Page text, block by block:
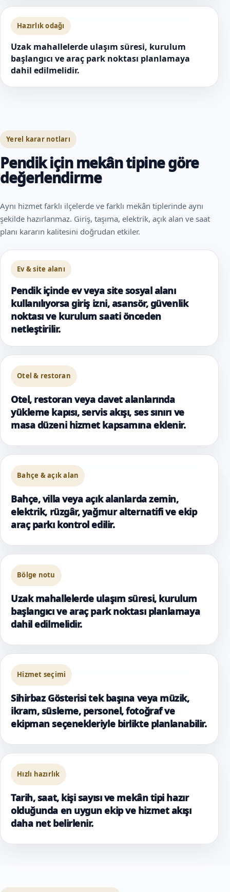
Hazırlık odağı
Uzak mahallelerde ulaşım süresi, kurulum
başlangıcı ve araç park noktası planlamaya
dahil edilmelidir.
Yerel karar notları
Pendik için mekân tipine göre
değerlendirme
Aynı hizmet farklı ilçelerde ve farklı mekân tiplerinde aynı
şekilde hazırlanmaz. Giriş, taşıma, elektrik, açık alan ve saat
planı kararın kalitesini doğrudan etkiler.
Ev & site alanı
Pendik içinde ev veya site sosyal alanı
kullanılıyorsa giriş izni, asansör, güvenlik
noktası ve kurulum saati önceden
netleştirilir.
Otel & restoran
Otel, restoran veya davet alanlarında
yükleme kapısı, servis akışı, ses sınırı ve
masa düzeni hizmet kapsamına eklenir.
Bahçe & açık alan
Bahçe, villa veya açık alanlarda zemin,
elektrik, rüzgâr, yağmur alternatifi ve ekip
araç parkı kontrol edilir.
Bölge notu
Uzak mahallelerde ulaşım süresi, kurulum
başlangıcı ve araç park noktası planlamaya
dahil edilmelidir.
Hizmet seçimi
Sihirbaz Gösterisi tek başına veya müzik,
ikram, süsleme, personel, fotoğraf ve
ekipman seçenekleriyle birlikte planlanabilir.
Hızlı hazırlık
Tarih, saat, kişi sayısı ve mekân tipi hazır
olduğunda en uygun ekip ve hizmet akışı
daha net belirlenir.